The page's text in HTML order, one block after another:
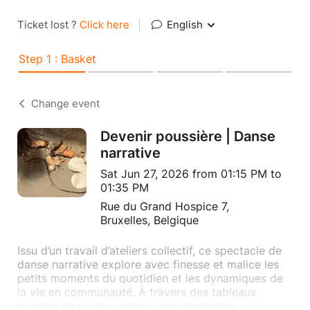
Ticket lost ? Click here English
Step 1 : Basket
Change event
Devenir poussière | Danse
narrative
Sat Jun 27, 2026 from 01:15 PM to
01:35 PM
Rue du Grand Hospice 7,
Bruxelles, Belgique
Issu d’un travail d’ateliers collectif, ce spectacle de
danse narrative explore avec finesse et malice les
petits moments du quotidien et les dynamiques de
la vie en communauté. À travers des tableaux